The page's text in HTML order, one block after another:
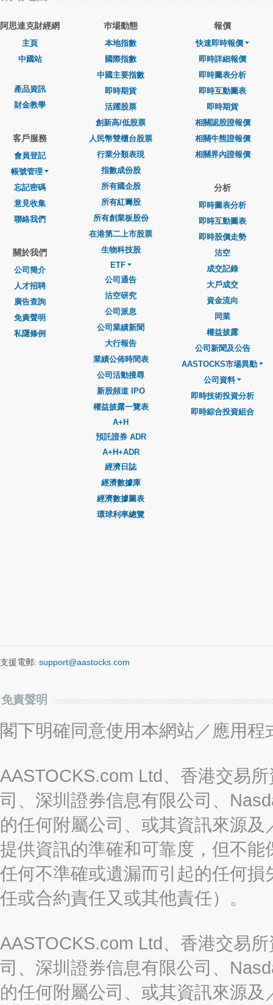
阿思達克財經網
主頁
中國站
產品資訊
財金教學
客戶服務
會員登記
帳號管理
忘記密碼
意見收集
聯絡我們
關於我們
公司簡介
人才招聘
廣告查詢
免責聲明
私隱條例
巿場動態
本地指數
國際指數
中國主要指數
即時期貨
活躍股票
創新高/低股票
人民幣雙櫃台股票
行業分類表現
指數成份股
所有國企股
所有紅籌股
所有創業板股份
在港第二上市股票
生物科技股
ETF
公司通告
沽空研究
公司派息
公司業績新聞
大行報告
業績公佈時間表
公司活動搜尋
新股頻道 IPO
權益披露一覽表
A+H
預託證券 ADR
A+H+ADR
經濟日誌
經濟數據庫
經濟數據圖表
環球利率總覽
報價
快速即時報價
即時詳細報價
即時圖表分析
即時互動圖表
即時期貨
相關認股證報價
相關牛熊證報價
相關界內證報價
分析
即時圖表分析
即時互動圖表
即時股價走勢
沽空
成交記錄
大戶成交
資金流向
同業
權益披露
公司新聞及公告
AASTOCKS市場異動
公司資料
即時技術投資分析
即時綜合投資組合
支援電郵: support@aastocks.com
免責聲明
閣下明確同意使用本網站／應用
AASTOCKS.com Ltd、香港交易
司、深圳證券信息有限公司、
的任何附屬公司、或其資訊來源
提供資訊的準確和可靠度，但不
任何不準確或遺漏而引起的任何
任或合約責任又或其他責任）。
AASTOCKS.com Ltd、香港交易
司、深圳證券信息有限公司、
的任何附屬公司、或其資訊來源